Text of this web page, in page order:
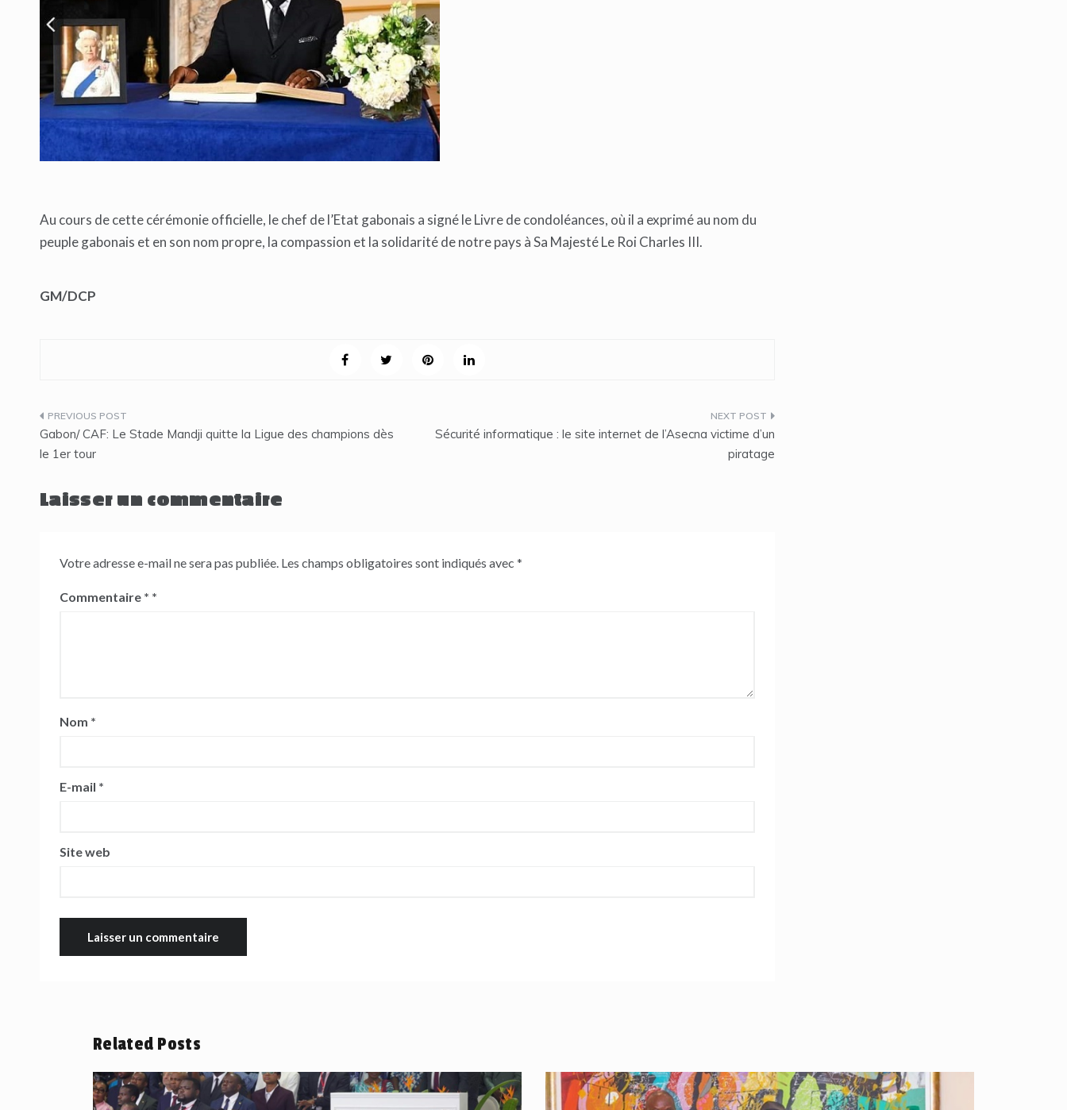
Au cours de cette cérémonie officielle, le chef de l’Etat gabonais a signé le Livre de condoléances, où il a exprimé au nom du
peuple gabonais et en son nom propre, la compassion et la solidarité de notre pays à Sa Majesté Le Roi Charles III.
GM/DCP
Navigation
de
Gabon/ CAF: Le Stade Mandji quitte la Ligue des champions dès
le 1er tour
Sécurité informatique : le site internet de l’Asecna victime d’un
piratage
Laisser un commentaire
Votre adresse e-mail ne sera pas publiée. Les champs obligatoires sont indiqués avec *
Commentaire *
Nom *
E-mail *
Site web
Related Posts